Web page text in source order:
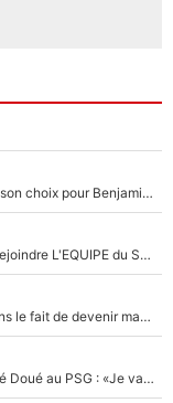
La Liga sur beIN Sports c’est terminé, DAZN a fait son choix pour Benjamin Da Silva et Omar Da Fonseca !
Raymond Domenech a posé ses conditions pour rejoindre L'EQUIPE du Soir : Il refuse de faire l'émission avec un autre chroniqueur !
«C’est l'une des choses qui me fait le plus peur dans le fait de devenir maman» : En couple avec Antoine Dupont, Iris Mittenaere s'inquiète déjà pour ses futurs enfants !
Le transfert de Maghnes Akliouche menace Désiré Doué au PSG : «Je valide à 200%»